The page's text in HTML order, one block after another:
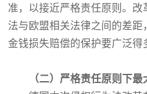
准，以接近严格责任原则。改
法与欧盟相关法律之间的差
金钱损失赔偿的保护要广泛得
（二） 严格责任原则下最